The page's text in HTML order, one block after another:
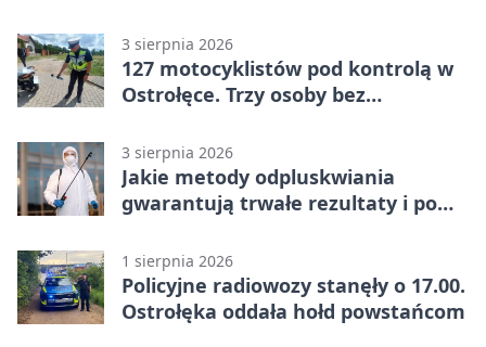
3 sierpnia 2026
127 motocyklistów pod kontrolą w
Ostrołęce. Trzy osoby bez
3 sierpnia 2026
Jakie metody odpluskwiania
gwarantują trwałe rezultaty i po
wykonawcę?
1 sierpnia 2026
Policyjne radiowozy stanęły o 17.00.
Ostrołęka oddała hołd powstańcom